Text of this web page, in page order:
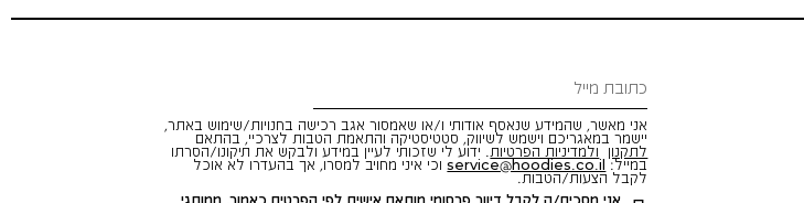
אני מאשר, שהמידע שנאסף אודותי ו/או שאמסור אגב רכישה בחנויות/שימוש באתר,
יישמר במאגריכם וישמש לשיווק, סטטיסטיקה והתאמת הטבות לצרכיי, בהתאם
לתקנון ולמדיניות הפרטיות . ידוע לי שזכותי לעיין במידע ולבקש את תיקונו/הסרתו
במייל: service@hoodies.co.ilוכי איני מחויב למסרו, אך בהעדרו לא אוכל
לקבל הצעות/הטבות.
אני מסכים/ה לקבל דיוור פרסומי מותאם אישית לפי הפרטים כאמור, ממותגי